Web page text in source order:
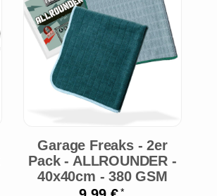
Garage Freaks - 2er
Pack - ALLROUNDER -
40x40cm - 380 GSM
*